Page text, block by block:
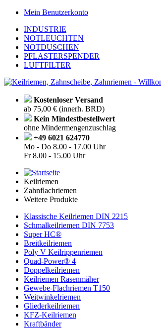
Mein Benutzerkonto
INDUSTRIE
NOTLEUCHTEN
NOTDUSCHEN
PFLASTERSPENDER
LUFTFILTER
Kostenloser Versand
ab 75,00 € (innerh. BRD)
Kein Mindestbestellwert
ohne Mindermengenzuschlag
+49 6021 624770
Mo - Do 8.00 - 17.00 Uhr
Fr8.00 - 15.00 Uhr
Keilriemen
Zahnflachriemen
Weitere Produkte
Klassische Keilriemen DIN 2215
Schmalkeilriemen DIN 7753
Super HC®
Breitkeilriemen
Poly V Keilrippenriemen
Quad-Power® 4
Doppelkeilriemen
Keilriemen Rasenmäher
Gewebe-Flachriemen T150
Weitwinkelriemen
Gliederkeilriemen
KFZ-Keilriemen
Kraftbänder